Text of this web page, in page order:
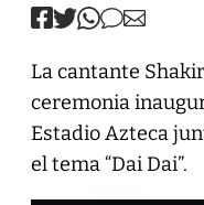
La cantante
ceremonia
Estadio Azteca
el tema “Dai Dai”.